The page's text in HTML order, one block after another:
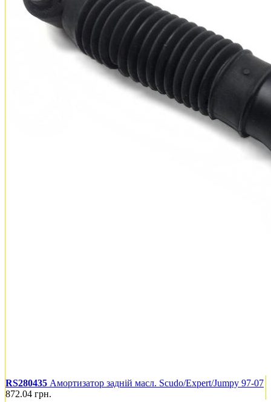
RS280435 Амортизатор задній масл. Scudo/Expert/Jumpy 97-07
872.04 грн.